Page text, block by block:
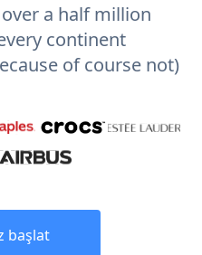
a half million
continent
of course not)
başlat